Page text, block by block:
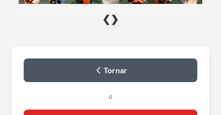
❮ ❯
Tornar
o